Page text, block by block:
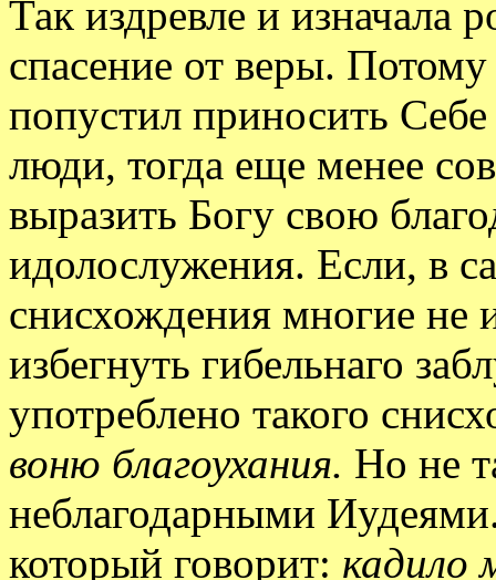
Так издревле и изначала
спасение от веры.
попустил приносить
люди, тогда еще менее
выразить Богу свою
идолослужения. Если, в
снисхождения многие не
избегнуть гибельнаго
употреблено такого
воню благоухания. Но не
неблагодарными
который говорит: кадило